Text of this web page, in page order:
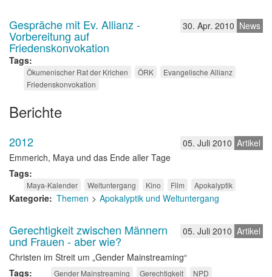
News
30. Apr. 2010
Gespräche mit Ev. Allianz -
Vorbereitung auf
Friedenskonvokation
Tags
Ökumenischer Rat der Krichen ÖRK
Evangelische Allianz
Friedenskonvokation
Berichte
Artikel
05. Juli 2010
2012
Emmerich, Maya und das Ende aller Tage
Tags
Maya-Kalender Weltuntergang Kino Film Apokalyptik
Kategorie Themen Apokalyptik und Weltuntergang
Artikel
05. Juli 2010
Gerechtigkeit zwischen Männern
und Frauen - aber wie?
Christen im Streit um „Gender Mainstreaming“
Tags
Gender Mainstreaming Gerechtigkeit NPD